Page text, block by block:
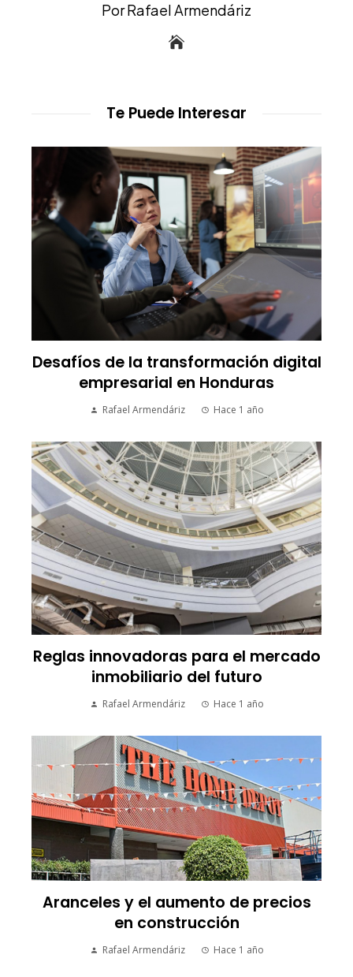
Por Rafael Armendáriz
Te Puede Interesar
Desafíos de la transformación digital
empresarial en Honduras
Rafael Armendáriz Hace 1 año
Reglas innovadoras para el mercado
inmobiliario del futuro
Rafael Armendáriz Hace 1 año
Aranceles y el aumento de precios
en construcción
Rafael Armendáriz Hace 1 año